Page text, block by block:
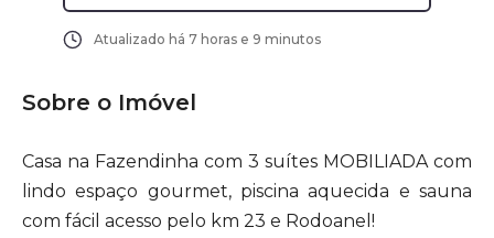
Atualizado há 7 horas e 9 minutos
Sobre o Imóvel
Casa na Fazendinha com 3 suítes MOBILIADA com
lindo espaço gourmet, piscina aquecida e sauna
com fácil acesso pelo km 23 e Rodoanel!